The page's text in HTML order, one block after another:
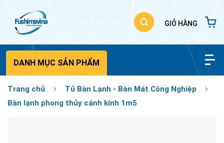
DANH MỤC SẢN PHẨM
Trang chủ
Tủ Bàn Lạnh - Bàn Mát Công Nghiệp
Bàn lạnh phong thủy cánh kính 1m5